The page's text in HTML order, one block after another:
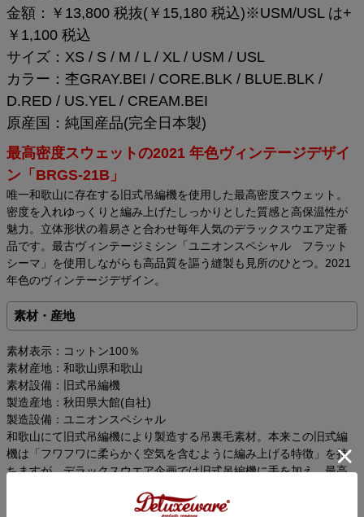
金額：￥13,800 税抜(￥15,180 税込)※USM/USL は+
￥1,100 税込
サイズ：XS / S / M / L / XL / USM / USL
カラー：杢GRAY.BEI / CORE.BLK / BLUE.BLK /
D.RED / US.YEL / CREAM.BEI
原産国：純国産品(完全日本製)
最高密度スウェットの2021 年色ヴィンテージデザイ
ン「BRGS-21B」
唯一和歌山に存在する旧式吊編機を使用した最高密度スウェット。
密度を入れゆっくりと編み上げたしっかりとした質感と高保温性が
魅力。立体形状の着易さと合わせ毎年人気のデラックスウエア定番
品です。最古ヴィンテージミシン「ユニオンスペシャル フラット
シーマ」を使用しながらも高品質を謳う縫製も見所のひとつ。2021
年色のヴィンテージデザイン。
素材・産地
素材表示：コットン100％
素材産地：和歌山県和歌山
素材設備：旧式吊編機
製造産地：秋田県大館(自社)
製造設備：ユニオンスペシャル
和歌山にて旧式吊編機により製造する吊裏毛素材。本来この旧式編
機は「フワフワに柔らかく空気を含むように編み上げる特徴」を持
ちますが、デラックスウエア企画では旧式吊編機に手を加え、最高
を得ています。またドライな手触りと着込む程に体に馴染む質感が